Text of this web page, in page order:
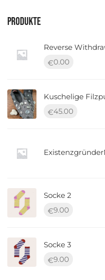
Produkte
Reverse
€0.00
Kuschelige
€45.00
Socke 2
€9.00
Socke 3
€9.00